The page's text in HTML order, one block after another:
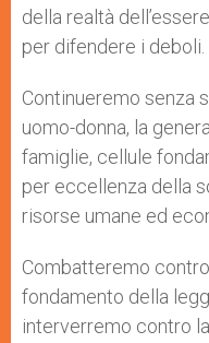
della realtà
per difendere i deboli.
Continueremo senza
uomo-donna, la
famiglie, cellule
per eccellenza della
risorse umane ed
Combatteremo contro
fondamento della
interverremo contro